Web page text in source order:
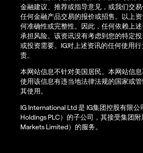
金融建议、推荐或指导意见，或我们交
任何金融产品交易的报价或招售。以上
何准确性或完整性。因此，任何依赖上
承担风险。该资讯没有考虑到您的特定
或投资需要。IG对上述资讯的任何使用
责。
本网站信息不针对美国居民。本网站信
使用该信息有违当地法律法规的国家或
其使用。
IG International Ltd 是 IG集团控股有限公
Holdings PLC）的子公司，其接受集团
Markets Limited）的服务。